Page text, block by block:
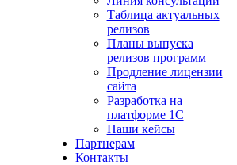
Таблица актуальных
релизов
Планы выпуска
релизов программ
Продление лицензии
сайта
Разработка на
платформе 1С
Наши кейсы
Партнерам
Контакты